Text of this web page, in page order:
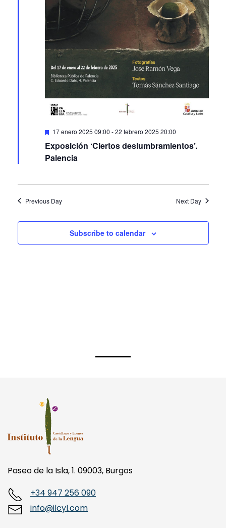
Featured
17 enero 2025 09:00-22 febrero 2025 20:00
Exposición ‘Ciertos deslumbramientos’.
Subscribe to calendar
Paseo de la Isla, 1. 09003, Burgos
+34 947 256 090